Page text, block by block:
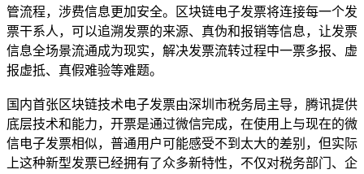
管流程，涉费信息更加安全。区块链电子发票将连接每一个发
票干系人，可以追溯发票的来源、真伪和报销等信息，让发票
信息全场景流通成为现实，解决发票流转过程中一票多报、虚
报虚抵、真假难验等难题。
国内首张区块链技术电子发票由深圳市税务局主导，腾讯提供
底层技术和能力，开票是通过微信完成，在使用上与现在的微
信电子发票相似，普通用户可能感受不到太大的差别，但实际
上这种新型发票已经拥有了众多新特性，不仅对税务部门、企